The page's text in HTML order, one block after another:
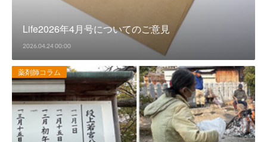
Life2026年4月号についてのご意見
2026.04.24 00:00
薬剤師コラム